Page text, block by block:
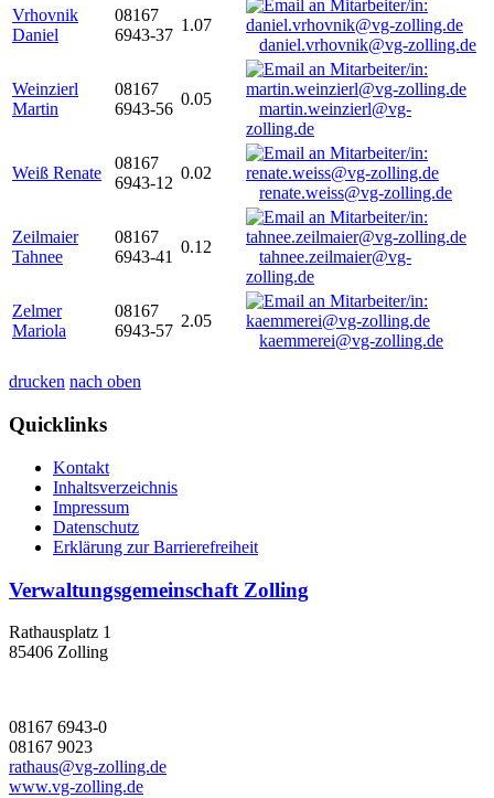
Vrhovnik
Daniel
08167
6943-37
1.07
daniel.vrhovnik@vg-zolling.de
Weinzierl
Martin
08167
6943-56
0.05
martin.weinzierl@vg-
zolling.de
Weiß Renate
08167
6943-12
0.02
renate.weiss@vg-zolling.de
Zeilmaier
Tahnee
08167
6943-41
0.12
tahnee.zeilmaier@vg-
zolling.de
Zelmer
Mariola
08167
6943-57
2.05
kaemmerei@vg-zolling.de
drucken nach oben
Quicklinks
Kontakt
Inhaltsverzeichnis
Impressum
Datenschutz
Erklärung zur Barrierefreiheit
Verwaltungsgemeinschaft Zolling
Rathausplatz 1
85406 Zolling
08167 6943-0
08167 9023
rathaus@vg-zolling.de
www.vg-zolling.de